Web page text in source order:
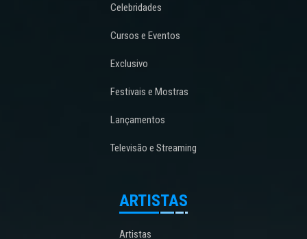
Celebridades
Cursos e Eventos
Exclusivo
Festivais e Mostras
Lançamentos
Televisão e Streaming
ARTISTAS
Artistas